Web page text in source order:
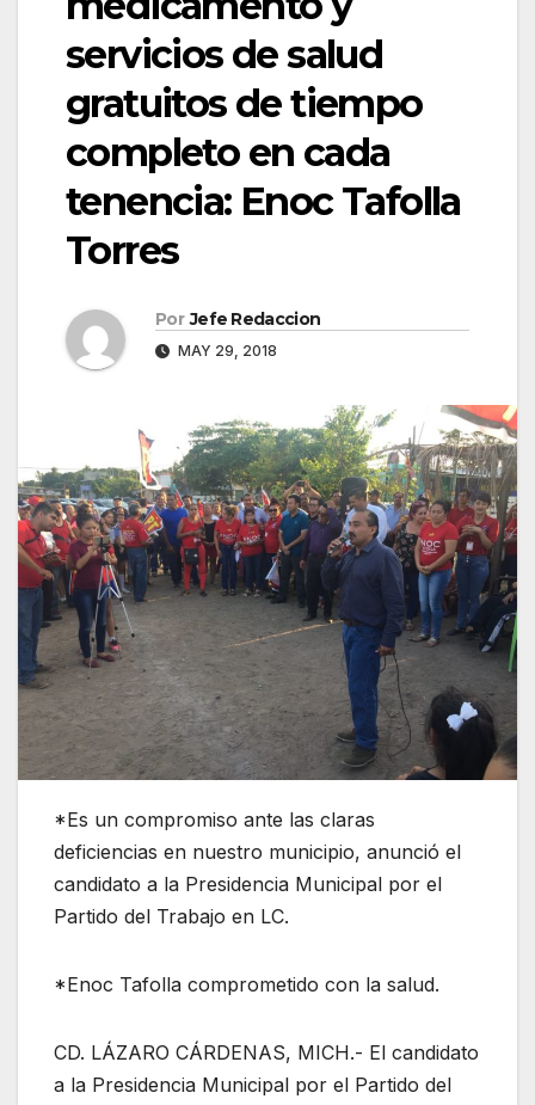
servicios de salud
gratuitos de tiempo
completo en cada
tenencia: Enoc Tafolla
Torres
Por Jefe Redaccion
MAY 29, 2018
*Es un compromiso ante las claras
deficiencias en nuestro municipio, anunció el
candidato a la Presidencia Municipal por el
Partido del Trabajo en LC.
*Enoc Tafolla comprometido con la salud.
CD. LÁZARO CÁRDENAS, MICH.- El candidato
a la Presidencia Municipal por el Partido del